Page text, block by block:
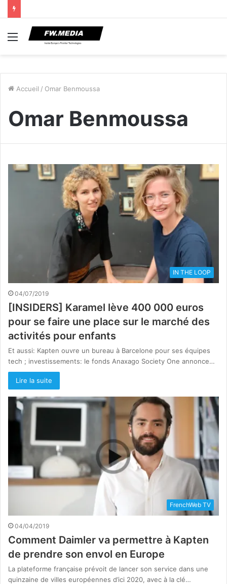
Menu
Accueil / Omar Benmoussa
Omar Benmoussa
IN THE LOOP
04/07/2019
[INSIDERS] Karamel lève 400 000 euros
pour se faire une place sur le marché des
activités pour enfants
Et aussi: Kapten ouvre un bureau à Barcelone pour ses équipes
tech ; investissements: le fonds Anaxago Society One annonce…
Lire la suite
FrenchWeb TV
04/04/2019
Comment Daimler va permettre à Kapten
de prendre son envol en Europe
La plateforme française prévoit de lancer son service dans une
quinzaine de villes européennes d’ici 2020, avec à la clé…